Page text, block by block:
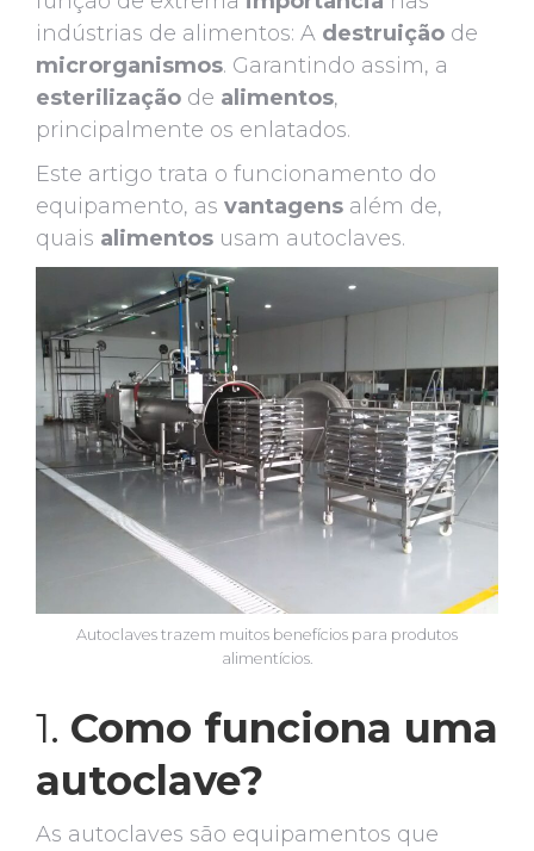
indústrias de alimentos: A destruição de
microrganismos. Garantindo assim, a
esterilização de alimentos,
principalmente os enlatados.
Este artigo trata o funcionamento do
equipamento, as vantagens além de,
quais alimentos usam autoclaves.
Autoclaves trazem muitos benefícios para produtos
alimentícios.
1. Como funciona uma
autoclave?
As autoclaves são equipamentos que